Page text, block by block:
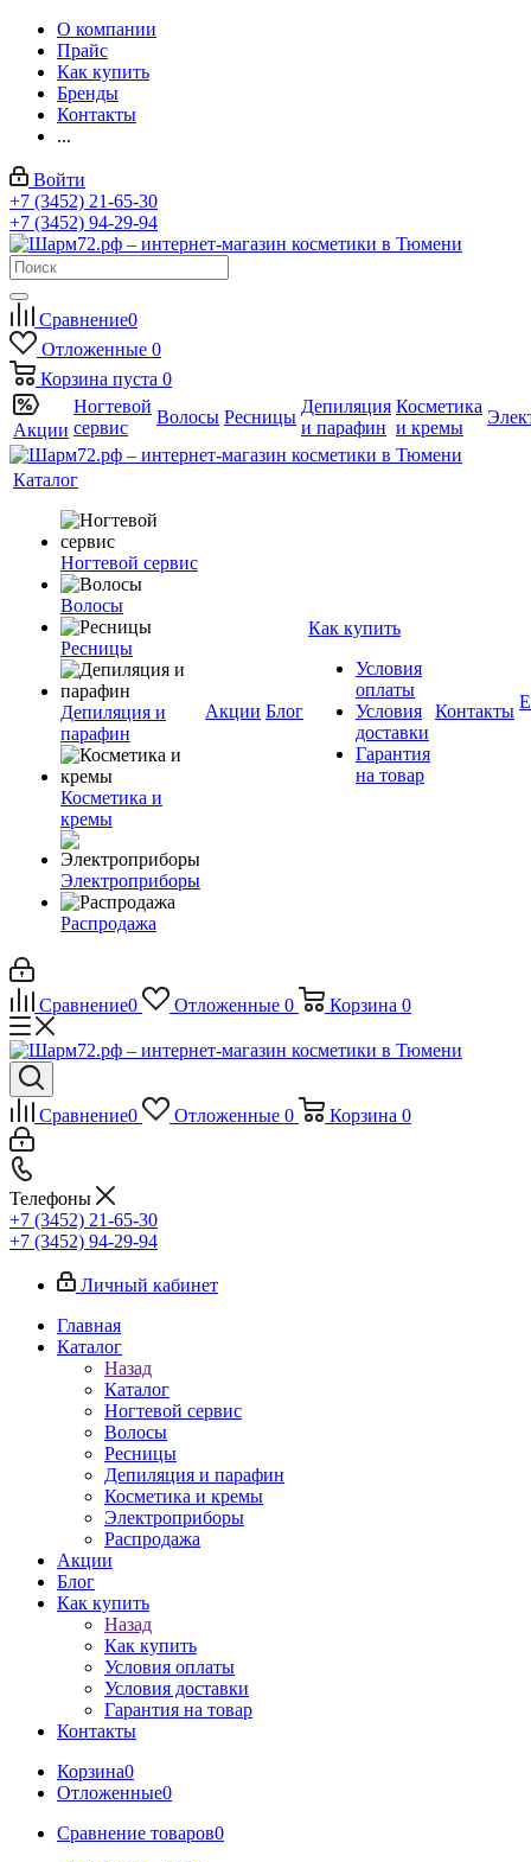
О компании
Прайс
Как купить
Бренды
Контакты
...
Войти
+7 (3452) 21-65-30
+7 (3452) 94-29-94
Сравнение0
Отложенные 0
Корзина пуста 0
Акции
Ногтевой
сервис
Волосы Ресницы
Депиляция
и парафин
Косметика
и кремы
Каталог
Ногтевой сервис
Волосы
Ресницы
Депиляция и
парафин
Косметика и
кремы
Электроприборы
Распродажа
Акции Блог
Как купить
Условия
оплаты
Условия
доставки
Гарантия
на товар
Контакты
Сравнение0 Отложенные 0 Корзина 0
Сравнение0 Отложенные 0 Корзина 0
Телефоны
+7 (3452) 21-65-30
+7 (3452) 94-29-94
Личный кабинет
Главная
Каталог
Назад
Каталог
Ногтевой сервис
Волосы
Ресницы
Депиляция и парафин
Косметика и кремы
Электроприборы
Распродажа
Акции
Блог
Как купить
Назад
Как купить
Условия оплаты
Условия доставки
Гарантия на товар
Контакты
Корзина0
Отложенные0
Сравнение товаров0